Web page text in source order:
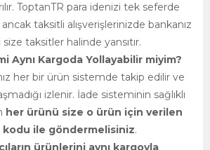
ToptanTR para idenizi tek seferde
taksitli alışverişlerinizde bankanız
taksitler halinde yansıtır.
Aynı Kargoda Yollayabilir miyim?
her bir ürün sistemde takip edilir ve
izlenir. İade sisteminin sağlıklı
her ürünü size o ürün için verilen
kodu ile göndermelisiniz.
ürünlerini aynı kargoyla